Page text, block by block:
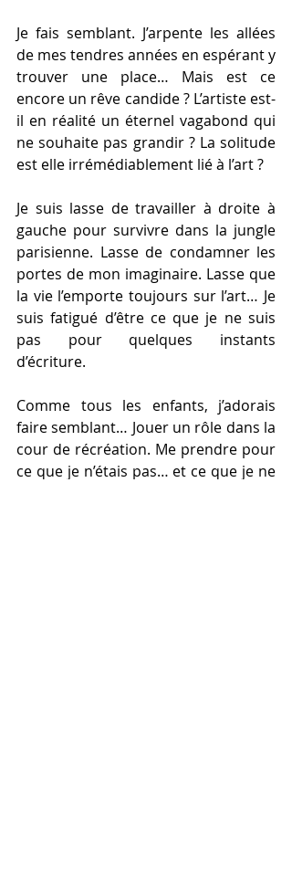
Je fais semblant. J’arpente les allées
de mes tendres années en espérant y
trouver une place… Mais est ce
encore un rêve candide ? L’artiste est-
il en réalité un éternel vagabond qui
ne souhaite pas grandir ? La solitude
est elle irrémédiablement lié à l’art ?
Je suis lasse de travailler à droite à
gauche pour survivre dans la jungle
parisienne. Lasse de condamner les
portes de mon imaginaire. Lasse que
la vie l’emporte toujours sur l’art… Je
suis fatigué d’être ce que je ne suis
pas pour quelques instants
d’écriture.
Comme tous les enfants, j’adorais
faire semblant… Jouer un rôle dans la
cour de récréation. Me prendre pour
ce que je n’étais pas… et ce que je ne